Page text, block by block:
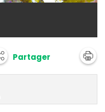
Partager